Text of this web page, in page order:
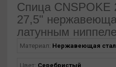
Спица CNSPOKE
27,5"
латунным
Материал: Нержавеющая
Цвет: Серебристый